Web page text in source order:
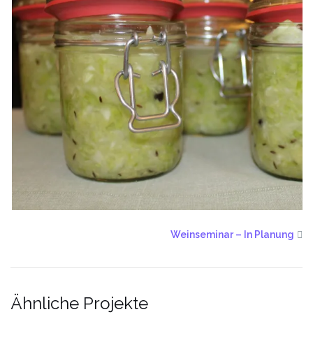
Weinseminar – In Planung
Ähnliche Projekte